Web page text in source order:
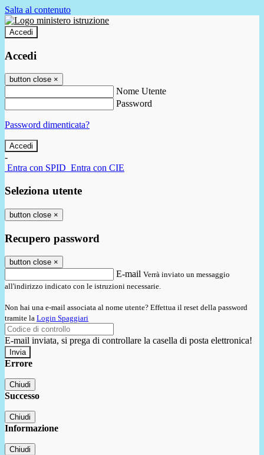
Salta al contenuto
Accedi
Accedi
button close ×
Nome Utente
Password
Password dimenticata?
-
Entra con SPID Entra con CIE
Seleziona utente
button close ×
Recupero password
button close ×
E-mail Verrà inviato un messaggio
all'indirizzo indicato con le istruzioni necessarie.
Non hai una e-mail associata al nome utente? Effettua il reset della password
tramite la Login Spaggiari
E-mail inviata, si prega di controllare la casella di posta elettronica!
Errore
Chiudi
Successo
Chiudi
Informazione
Chiudi